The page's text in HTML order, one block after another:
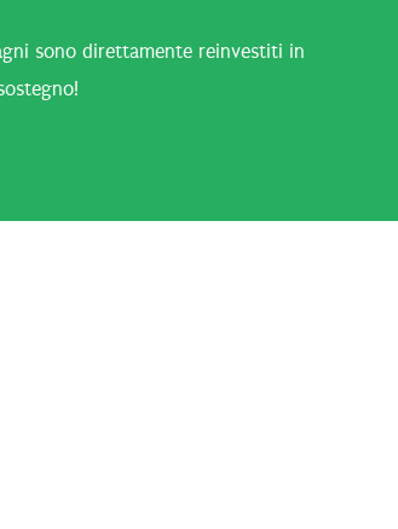
sono direttamente reinvestiti in